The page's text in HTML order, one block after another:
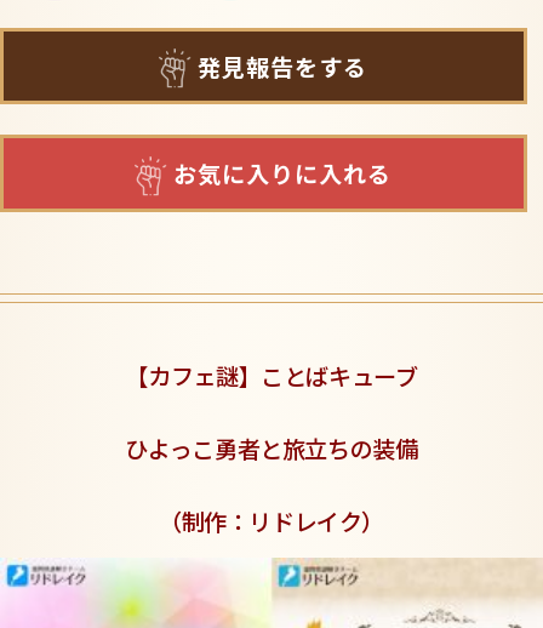
発見報告をする
お気に入りに入れる
【カフェ謎】ことばキューブ
ひよっこ勇者と旅立ちの装備
（制作：リドレイク）